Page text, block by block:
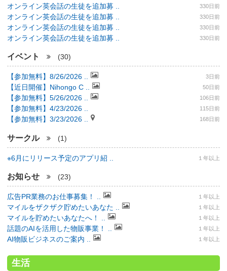
オンライン英会話の生徒を追加募 .. 330日前
オンライン英会話の生徒を追加募 .. 330日前
オンライン英会話の生徒を追加募 .. 330日前
オンライン英会話の生徒を追加募 .. 330日前
イベント (30)
【参加無料】8/26/2026 .. 3日前
【近日開催】Nihongo C .. 50日前
【参加無料】5/26/2026 .. 106日前
【参加無料】4/23/2026 .. 115日前
【参加無料】3/23/2026 .. 168日前
サークル (1)
※6月にリリース予定のアプリ紹 .. １年以上
お知らせ (23)
広告PR業務のお仕事募集！ .. １年以上
マイルをザクザク貯めたいあなた .. １年以上
マイルを貯めたいあなたへ！ .. １年以上
話題のAIを活用した物販事業！ .. １年以上
AI物販ビジネスのご案内 .. １年以上
生活